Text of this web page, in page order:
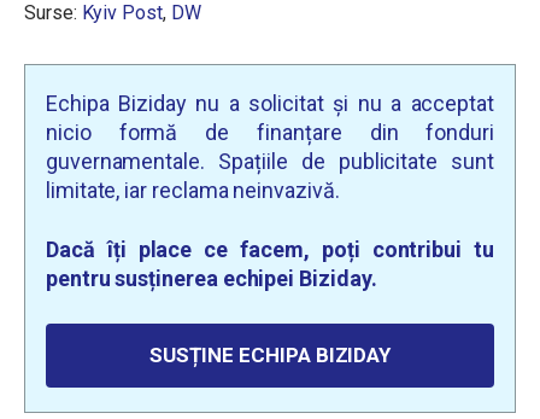
Surse: Kyiv Post, DW
Echipa Biziday nu a solicitat și nu a acceptat
nicio formă de finanțare din fonduri
guvernamentale. Spațiile de publicitate sunt
limitate, iar reclama neinvazivă.
Dacă îți place ce facem, poți contribui tu
pentru susținerea echipei Biziday.
SUSȚINE ECHIPA BIZIDAY